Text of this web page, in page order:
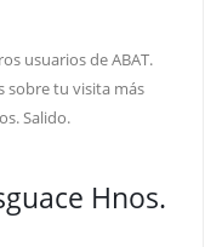
usuarios de ABAT.
sobre tu visita más
Salido.
Hnos.